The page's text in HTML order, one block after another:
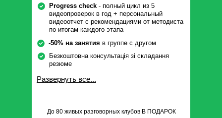
Progress check - полный цикл из 5
видеопроверок в год + персональный
видеоотчет с рекомендациями от методиста
по итогам каждого этапа
Развернуть все...
До 80 живых разговорных клубов В ПОДАРОК
-50% на занятия в группе с другом
Безкоштовна консультація зі складання
резюме